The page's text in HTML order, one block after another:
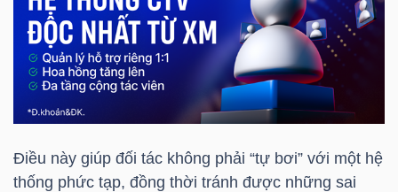
Điều này giúp đối tác không phải “tự bơi” với một hệ
thống phức tạp, đồng thời tránh được những sai
CÁ
NHÂN
PHÂN
TÍCH
VIETSTOCKFINANCE